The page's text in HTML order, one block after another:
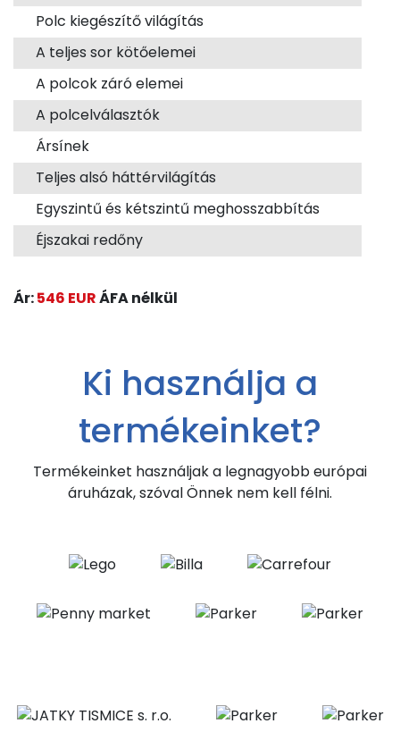
Polc kiegészítő világítás
A teljes sor kötőelemei
A polcok záró elemei
A polcelválasztók
Ársínek
Teljes alsó háttérvilágítás
Egyszintű és kétszintű meghosszabbítás
Éjszakai redőny
Ár:546 EURÁFA nélkül
Ki használja a
termékeinket?
Termékeinket használjak a legnagyobb európai
áruházak, szóval Önnek nem kell félni.